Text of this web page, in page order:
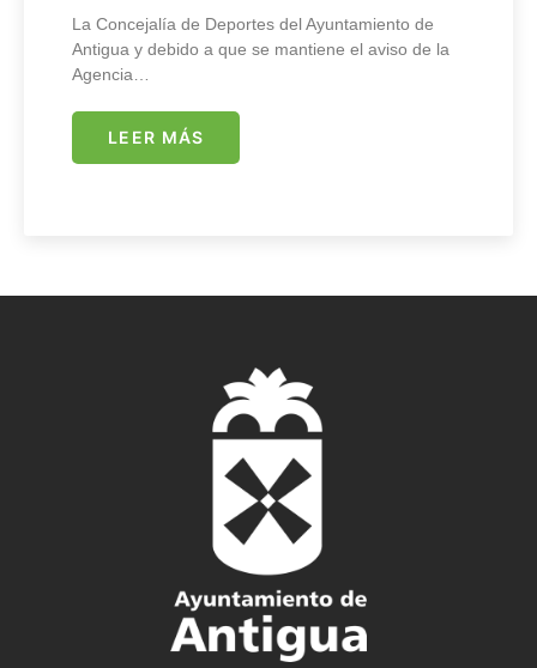
La Concejalía de Deportes del Ayuntamiento de
Antigua y debido a que se mantiene el aviso de la
Agencia…
LEER MÁS